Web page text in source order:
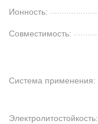
Ионность:
Совместимость:
Система применения:
Электролитостойкость: